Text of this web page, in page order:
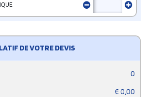
DE VOTRE DEVIS
0
€ 0,00